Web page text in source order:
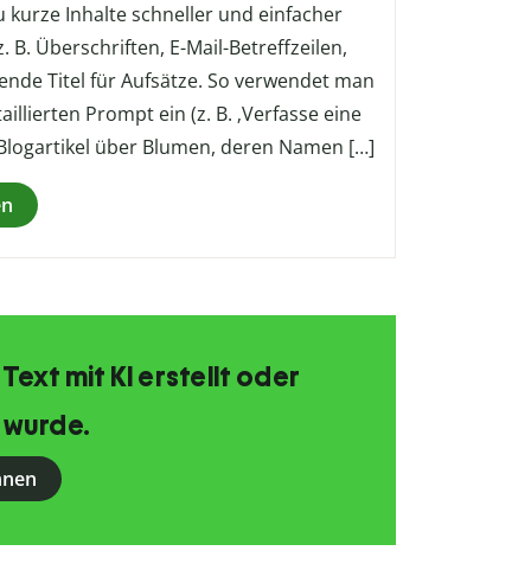
kurze Inhalte schneller und einfacher
B. Überschriften, E-Mail-Betreffzeilen,
Titel für Aufsätze. So verwendet man
Prompt ein (z. B. ‚Verfasse eine
über Blumen, deren Namen […]
mit KI erstellt oder